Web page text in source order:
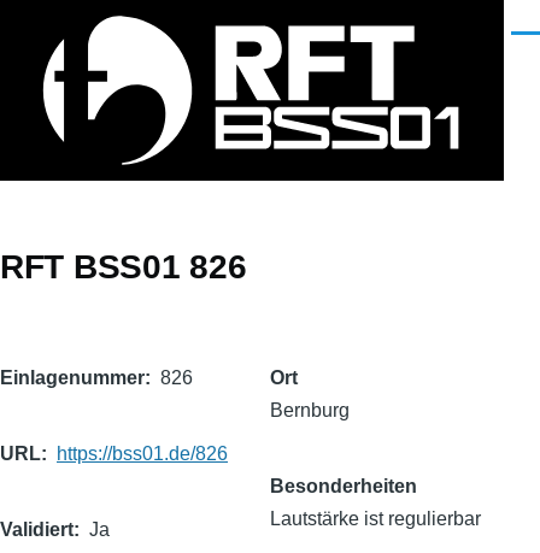
Direkt zum Inhalt
RFT BSS01 826
Einlagenummer 826
URL https://bss01.de/826
Validiert Ja
Ort
Bernburg
Besonderheiten
Lautstärke ist regulierbar